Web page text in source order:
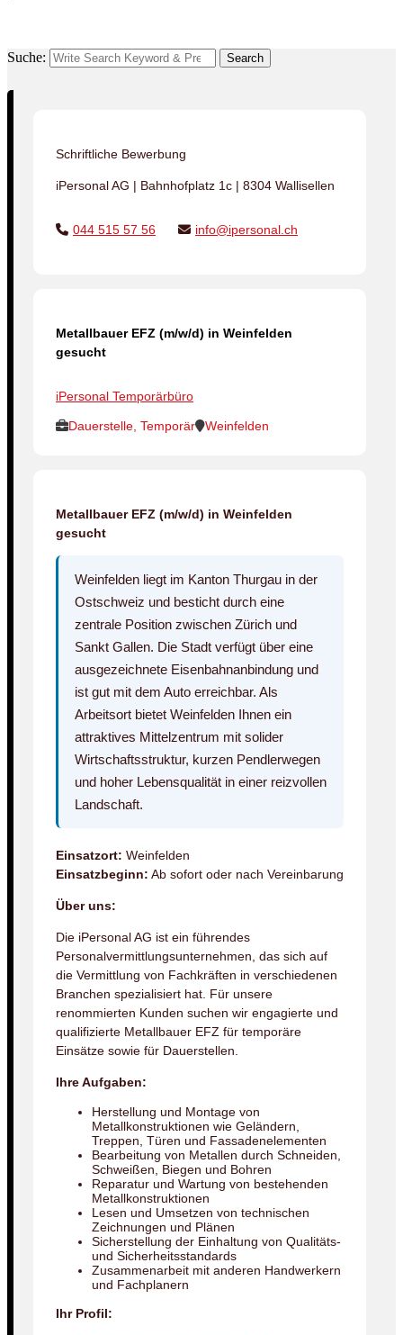
Suche: Search
Schriftliche Bewerbung
iPersonal AG | Bahnhofplatz 1c | 8304 Wallisellen
044 515 57 56 info@ipersonal.ch
Metallbauer EFZ (m/w/d) in Weinfelden
gesucht
iPersonal Temporärbüro
Dauerstelle, Temporär Weinfelden
Metallbauer EFZ (m/w/d) in Weinfelden
gesucht
Weinfelden liegt im Kanton Thurgau in der
Ostschweiz und besticht durch eine
zentrale Position zwischen Zürich und
Sankt Gallen. Die Stadt verfügt über eine
ausgezeichnete Eisenbahnanbindung und
ist gut mit dem Auto erreichbar. Als
Arbeitsort bietet Weinfelden Ihnen ein
attraktives Mittelzentrum mit solider
Wirtschaftsstruktur, kurzen Pendlerwegen
und hoher Lebensqualität in einer reizvollen
Landschaft.
Einsatzort: Weinfelden
Einsatzbeginn: Ab sofort oder nach Vereinbarung
Über uns:
Die iPersonal AG ist ein führendes
Personalvermittlungsunternehmen, das sich auf
die Vermittlung von Fachkräften in verschiedenen
Branchen spezialisiert hat. Für unsere
renommierten Kunden suchen wir engagierte und
qualifizierte Metallbauer EFZ für temporäre
Einsätze sowie für Dauerstellen.
Ihre Aufgaben:
Herstellung und Montage von
Metallkonstruktionen wie Geländern,
Treppen, Türen und Fassadenelementen
Bearbeitung von Metallen durch Schneiden,
Schweißen, Biegen und Bohren
Reparatur und Wartung von bestehenden
Metallkonstruktionen
Lesen und Umsetzen von technischen
Zeichnungen und Plänen
Sicherstellung der Einhaltung von Qualitäts-
und Sicherheitsstandards
Zusammenarbeit mit anderen Handwerkern
und Fachplanern
Ihr Profil: